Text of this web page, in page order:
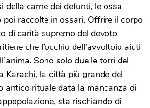
della carne dei defunti, le ossa
poi raccolte in ossari. Offrire il corpo
di carità supremo del devoto
che l’occhio dell’avvoltoio aiuti
Sono solo due le torri del
Karachi, la città più grande del
antico rituale data la mancanza di
sta rischiando di